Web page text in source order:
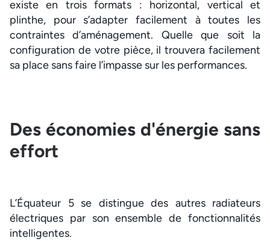
existe en trois formats : horizontal, vertical et
plinthe, pour s’adapter facilement à toutes les
contraintes d’aménagement. Quelle que soit la
configuration de votre pièce, il trouvera facilement
sa place sans faire l’impasse sur les performances.
Des économies d'énergie sans
effort
L’Équateur 5 se distingue des autres radiateurs
électriques par son ensemble de fonctionnalités
intelligentes.